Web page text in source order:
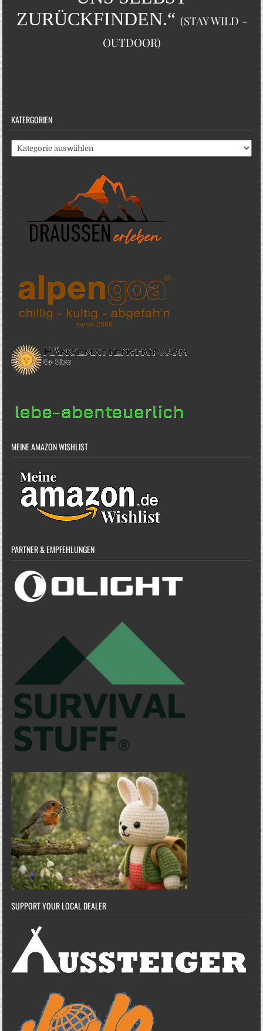
ZURÜCKFINDEN.“ (STAY WILD -
OUTDOOR)
KATERGORIEN
Katergorien
MEINE AMAZON WISHLIST
PARTNER & EMPFEHLUNGEN
SUPPORT YOUR LOCAL DEALER